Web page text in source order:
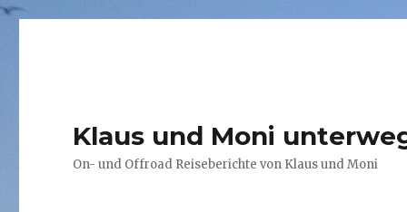
Klaus und Moni
On- und Offroad Reiseberichte von Klaus und Moni